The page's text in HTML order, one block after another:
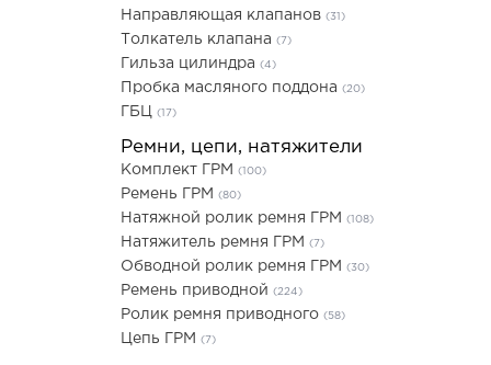
Направляющая клапанов (31)
Толкатель клапана (7)
Гильза цилиндра (4)
Пробка масляного поддона (20)
ГБЦ (17)
Ремни, цепи, натяжители
Комплект ГРМ (100)
Ремень ГРМ (80)
Натяжной ролик ремня ГРМ (108)
Натяжитель ремня ГРМ (7)
Обводной ролик ремня ГРМ (30)
Ремень приводной (224)
Ролик ремня приводного (58)
Цепь ГРМ (7)